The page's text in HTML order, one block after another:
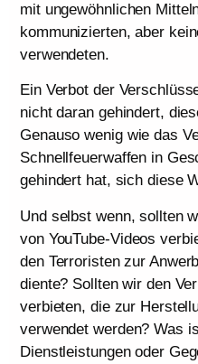
mit ungewöhnlichen
kommunizierten, aber
verwendeten.
Ein Verbot der
nicht daran gehindert,
Genauso wenig wie das
Schnellfeuerwaffen in
gehindert hat, sich diese
Und selbst wenn, sollten
von YouTube-Videos
den Terroristen zur
diente? Sollten wir den
verbieten, die zur
verwendet werden? Was
Dienstleistungen oder